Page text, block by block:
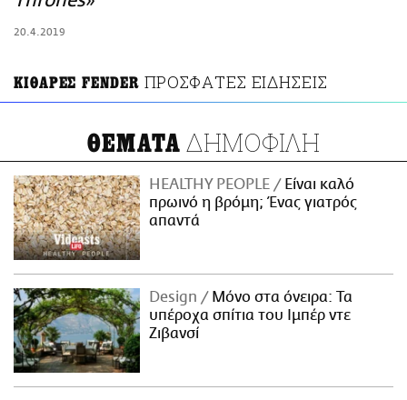
20.4.2019
ΚΙΘΑΡΕΣ FENDER ΠΡΟΣΦΑΤΕΣ ΕΙΔΗΣΕΙΣ
ΘΕΜΑΤΑ ΔΗΜΟΦΙΛΗ
HEALTHY PEOPLE
Είναι καλό
πρωινό η βρόμη; Ένας γιατρός
απαντά
Design
Μόνο στα όνειρα: Τα
υπέροχα σπίτια του Ιμπέρ ντε
Ζιβανσί